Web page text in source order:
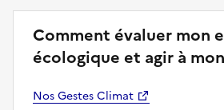
Comment évaluer mon
écologique et agir à
Nos Gestes Climat